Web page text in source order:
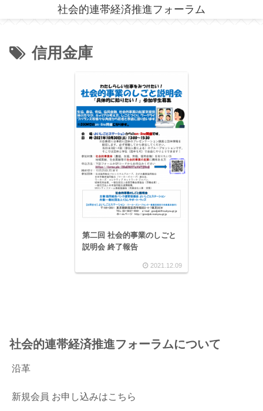
社会的連帯経済推進フォーラム
信用金庫
第二回 社会的事業のしごと
説明会 終了報告
2021.12.09
社会的連帯経済推進フォーラムについて
沿革
新規会員 お申し込みはこちら